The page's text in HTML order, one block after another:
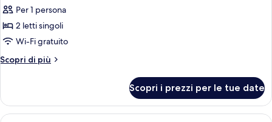
le
foto
per
Twin
Use
Per 1 persona
2 letti singoli
Wi-Fi gratuito
Scopri di più
Altri
Room
Single
Scopri i prezzi per le tue date
Una cassaforte in camera, una